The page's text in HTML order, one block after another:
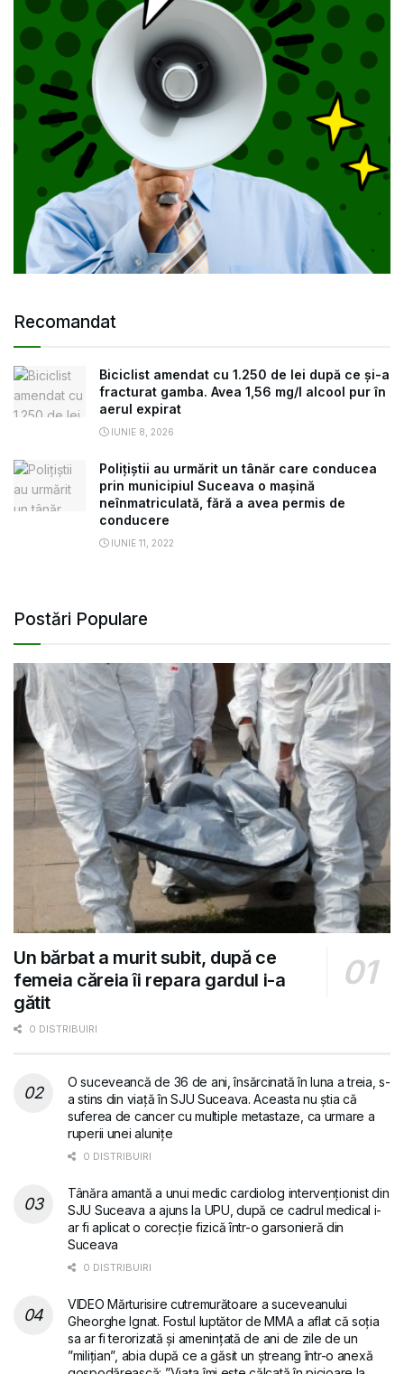
Recomandat
Biciclist amendat cu 1.250 de lei după ce și-a
fracturat gamba. Avea 1,56 mg/l alcool pur în
aerul expirat
IUNIE 8, 2026
Polițiștii au urmărit un tânăr care conducea
prin municipiul Suceava o mașină
neînmatriculată, fără a avea permis de
conducere
IUNIE 11, 2022
Postări Populare
Un bărbat a murit subit, după ce
femeia căreia îi repara gardul i-a
gătit
0 DISTRIBUIRI
O suceveancă de 36 de ani, însărcinată în luna a treia, s-
a stins din viață în SJU Suceava. Aceasta nu știa că
suferea de cancer cu multiple metastaze, ca urmare a
ruperii unei alunițe
0 DISTRIBUIRI
Tânăra amantă a unui medic cardiolog intervenționist din
SJU Suceava a ajuns la UPU, după ce cadrul medical i-
ar fi aplicat o corecție fizică într-o garsonieră din
Suceava
0 DISTRIBUIRI
VIDEO Mărturisire cutremurătoare a suceveanului
Gheorghe Ignat. Fostul luptător de MMA a aflat că soția
sa ar fi terorizată și amenințată de ani de zile de un
”milițian”, abia după ce a găsit un ștreang într-o anexă